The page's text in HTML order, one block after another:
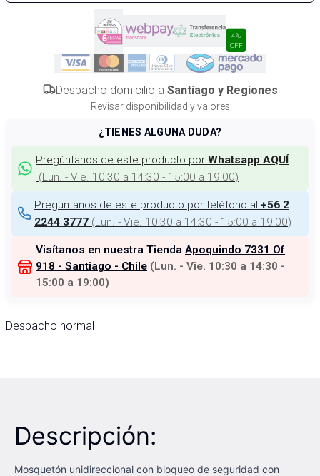
4%
OFF
Despacho domicilio a Santiago y Regiones
Revisar disponibilidad y valores
¿TIENES ALGUNA DUDA?
Pregúntanos de este producto por Whatsapp AQUÍ
(Lun. - Vie. 10:30 a 14:30 - 15:00 a 19:00)
Pregúntanos de este producto por teléfono al +56 2
2244 3777 (Lun. - Vie. 10:30 a 14:30 - 15:00 a 19:00)
Visítanos en nuestra Tienda Apoquindo 7331 Of
918 - Santiago - Chile (Lun. - Vie. 10:30 a 14:30 -
15:00 a 19:00)
Despacho normal
Descripción:
Mosquetón unidireccional con bloqueo de seguridad con